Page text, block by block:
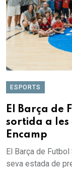
ESPORTS
El Barça de
sortida a les
Encamp
El Barça de
seva estada de